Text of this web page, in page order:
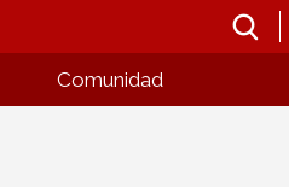
Comunidad